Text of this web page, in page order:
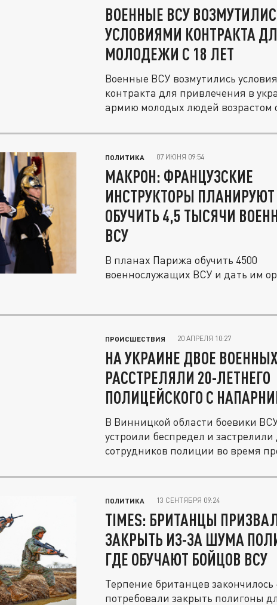
ВОЕННЫЕ ВСУ
УСЛОВИЯМИ КОНТРАКТА
МОЛОДЕЖИ С 18 ЛЕТ
Военные ВСУ возмутились
контракта для привлечения в
армию молодых людей возрастом
ПОЛИТИКА 07 ИЮНЯ 09:54
МАКРОН: ФРАНЦУЗСКИЕ
ИНСТРУКТОРЫ ПЛАНИРУЮТ
ОБУЧИТЬ 4,5 ТЫСЯЧИ
ВСУ
В планах Парижа обучить 4500
военнослужащих ВСУ и дать им
ПРОИСШЕСТВИЯ 20 АПРЕЛЯ 10:27
НА УКРАИНЕ ДВОЕ ВОЕННЫХ
РАССТРЕЛЯЛИ 20-ЛЕТНЕГО
ПОЛИЦЕЙСКОГО С
В Винницкой области боевики
устроили беспредел и застрелили
сотрудников полиции во время
ПОЛИТИКА 13 СЕНТЯБРЯ 09:24
TIMES: БРИТАНЦЫ
ЗАКРЫТЬ ИЗ-ЗА ШУМА
ГДЕ ОБУЧАЮТ БОЙЦОВ ВСУ
Терпение британцев закончилось
потребовали закрыть полигоны